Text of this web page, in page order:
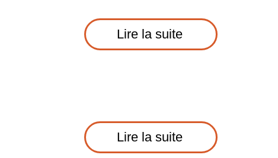
Lire la suite
Lire la suite